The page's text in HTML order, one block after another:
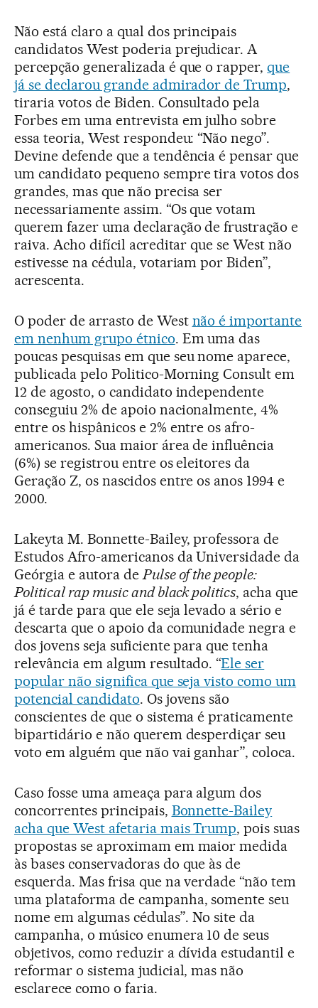
Não está claro a qual dos principais
candidatos West poderia prejudicar. A
percepção generalizada é que o rapper,que
já se declarou grande admirador de Trump,
tiraria votos de Biden. Consultado pela
Forbes em uma entrevista em julho sobre
essa teoria, West respondeu: “Não nego”.
Devine defende que a tendência é pensar que
um candidato pequeno sempre tira votos dos
grandes, mas que não precisa ser
necessariamente assim. “Os que votam
querem fazer uma declaração de frustração e
raiva. Acho difícil acreditar que se West não
estivesse na cédula, votariam por Biden”,
acrescenta.
O poder de arrasto de West não é importante
em nenhum grupo étnico. Em uma das
poucas pesquisas em que seu nome aparece,
publicada pelo Politico-Morning Consult em
12 de agosto, o candidato independente
conseguiu 2% de apoio nacionalmente, 4%
entre os hispânicos e 2% entre os afro-
americanos. Sua maior área de influência
(6%) se registrou entre os eleitores da
Geração Z, os nascidos entre os anos 1994 e
2000.
Lakeyta M. Bonnette-Bailey, professora de
Estudos Afro-americanos da Universidade da
Geórgia e autora de Pulse of the people:
Political rap music and black politics, acha que
já é tarde para que ele seja levado a sério e
descarta que o apoio da comunidade negra e
dos jovens seja suficiente para que tenha
relevância em algum resultado. “Ele ser
popular não significa que seja visto como um
potencial candidato. Os jovens são
conscientes de que o sistema é praticamente
bipartidário e não querem desperdiçar seu
voto em alguém que não vai ganhar”, coloca.
Caso fosse uma ameaça para algum dos
concorrentes principais, Bonnette-Bailey
acha que West afetaria mais Trump, pois suas
propostas se aproximam em maior medida
às bases conservadoras do que às de
esquerda. Mas frisa que na verdade “não tem
uma plataforma de campanha, somente seu
nome em algumas cédulas”. No site da
campanha, o músico enumera 10 de seus
objetivos, como reduzir a dívida estudantil e
reformar o sistema judicial, mas não
esclarece como o faria.